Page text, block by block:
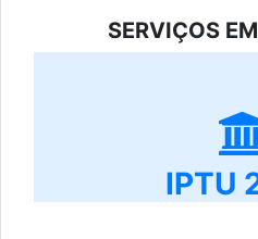
SERVIÇOS
IPTU